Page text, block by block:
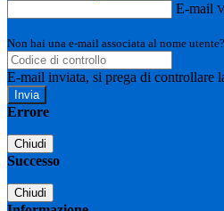
E-mail
Non hai una e-mail associata al nome
E-mail inviata, si prega di controllare
Errore
Chiudi
Successo
Chiudi